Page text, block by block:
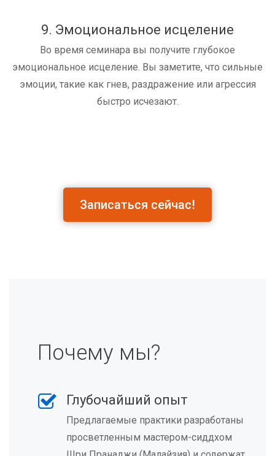
9. Эмоциональное исцеление
Во время семинара вы получите глубокое
эмоциональное исцеление. Вы заметите, что сильные
эмоции, такие как гнев, раздражение или агрессия
быстро исчезают.
Записаться сейчас!
Почему мы?
Глубочайший опыт
Предлагаемые практики разработаны
просветленным мастером-сиддхом